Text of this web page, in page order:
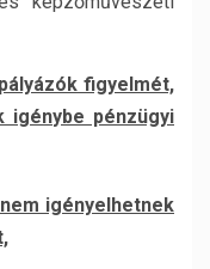
figyelmét,
igénybe pénzügyi
igényelhetnek